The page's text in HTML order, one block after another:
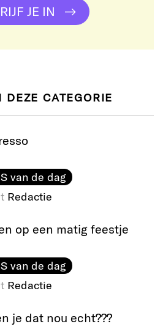
JE IN
DEZE CATEGORIE
van de dag
Redactie
op een matig feestje
van de dag
Redactie
je dat nou echt???